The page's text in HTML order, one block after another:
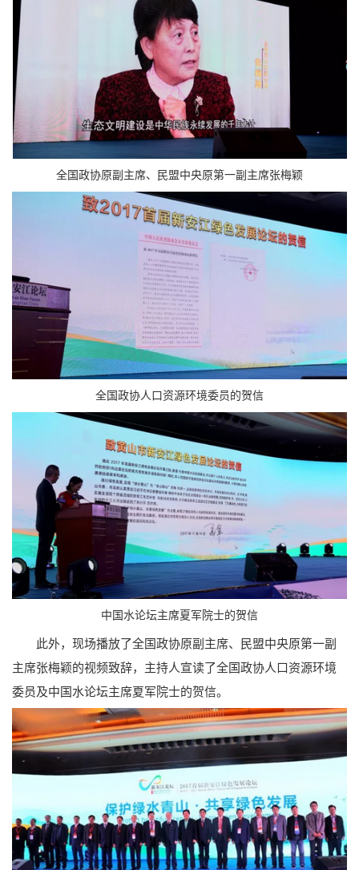
全国政协原副主席、民盟中央原第一副主席张梅颖
全国政协人口资源环境委员的贺信
中国水论坛主席夏军院士的贺信
此外，现场播放了全国政协原副主席、民盟中央原第一副
主席张梅颖的视频致辞，主持人宣读了全国政协人口资源环境
委员及中国水论坛主席夏军院士的贺信。